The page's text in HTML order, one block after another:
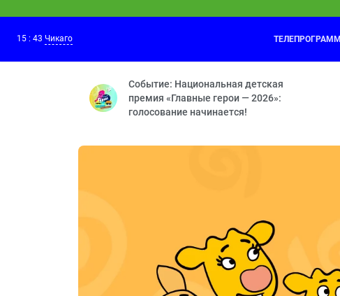
Приключения Пети и Волка
Дело о Странниках в ночи — Дело о
15 : 43 Чикаго
Событие: Национальная детская
премия «Главные герои — 2026»:
голосование начинается!